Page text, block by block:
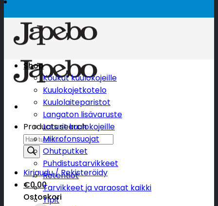
Products search
Kirjaudu / Rekisteröidy
€0.00
Ostoskori
Shop
Koukut kuulokojeille
Kuulokojetkotelo
Kuulolaiteparistot
Langaton lisävaruste
Laturit kuulokojeille
Mikrofonsuojat
Ohutputket
Puhdistustarvikkeet
Retentiot
Tarvikkeet ja varaosat kaikki
Tipit